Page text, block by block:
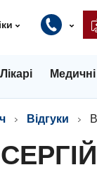
Лікарі
Відгуки